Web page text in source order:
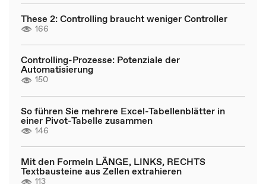
These 2: Controlling braucht weniger Controller
166
Controlling-Prozesse: Potenziale der
Automatisierung
150
So führen Sie mehrere Excel-Tabellenblätter in
einer Pivot-Tabelle zusammen
146
Mit den Formeln LÄNGE, LINKS, RECHTS
Textbausteine aus Zellen extrahieren
113